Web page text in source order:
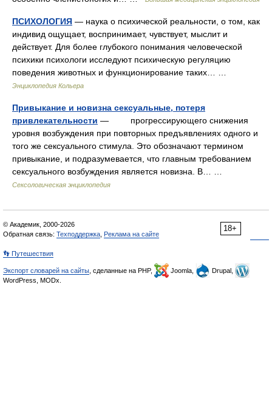
ПСИХОЛОГИЯ — наука о психической реальности, о том, как
индивид ощущает, воспринимает, чувствует, мыслит и
действует. Для более глубокого понимания человеческой
психики психологи исследуют психическую регуляцию
поведения животных и функционирование таких… …
Энциклопедия Кольера
Привыкание и новизна сексуальные, потеря
привлекательности — прогрессирующего снижения
уровня возбуждения при повторных предъявлениях одного и
того же сексуального стимула. Это обозначают термином
привыкание, и подразумевается, что главным требованием
сексуального возбуждения является новизна. В… …
Сексологическая энциклопедия
18+
© Академик, 2000-2026
Обратная связь: Техподдержка Реклама на сайте
👣 Путешествия
Экспорт словарей на сайты , сделанные на PHP, Joomla,
Drupal,
WordPress, MODx.